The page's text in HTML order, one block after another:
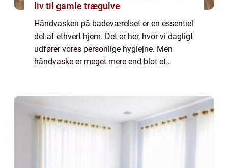
liv til gamle trægulve
Håndvasken på badeværelset er en essentiel
del af ethvert hjem. Det er her, hvor vi dagligt
udfører vores personlige hygiejne. Men
håndvaske er meget mere end blot et